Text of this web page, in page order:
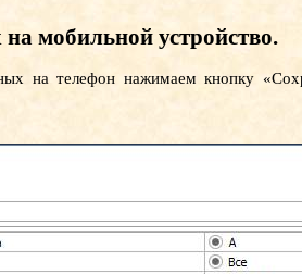
мобильной устройство.
на телефон нажимаем кнопку